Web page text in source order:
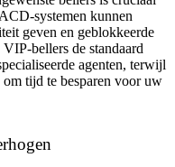
systemen kunnen
geven en geblokkeerde
bellers de standaard
agenten, terwijl
tijd te besparen voor uw